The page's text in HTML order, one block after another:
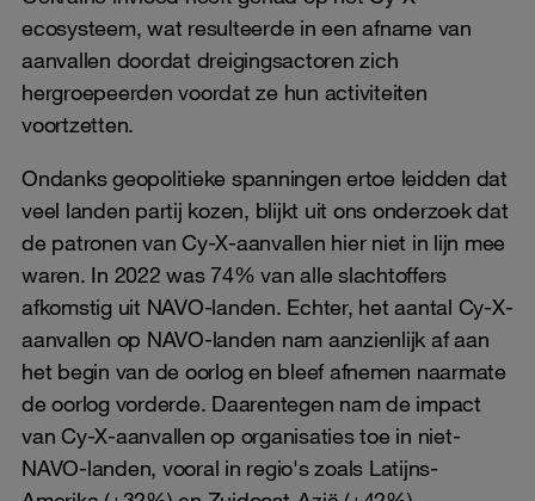
ecosysteem, wat resulteerde in een afname van
aanvallen doordat dreigingsactoren zich
hergroepeerden voordat ze hun activiteiten
voortzetten.
Ondanks geopolitieke spanningen ertoe leidden dat
veel landen partij kozen, blijkt uit ons onderzoek dat
de patronen van Cy-X-aanvallen hier niet in lijn mee
waren. In 2022 was 74% van alle slachtoffers
afkomstig uit NAVO-landen. Echter, het aantal Cy-X-
aanvallen op NAVO-landen nam aanzienlijk af aan
het begin van de oorlog en bleef afnemen naarmate
de oorlog vorderde. Daarentegen nam de impact
van Cy-X-aanvallen op organisaties toe in niet-
NAVO-landen, vooral in regio's zoals Latijns-